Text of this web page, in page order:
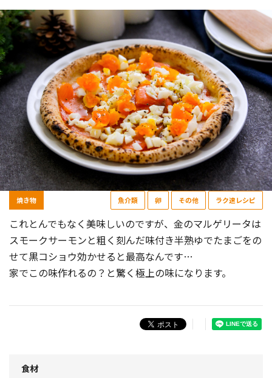
焼き物 魚介類 卵 その他 ラク速レシピ
これとんでもなく美味しいのですが、金のマルゲリータは
スモークサーモンと粗く刻んだ味付き半熟ゆでたまごをの
せて黒コショウ効かせると最高なんです…
家でこの味作れるの？と驚く極上の味になります。
食材